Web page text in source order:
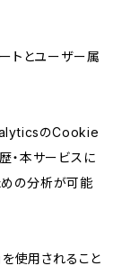
トとユーザー属
のCookie
・本サービスに
の分析が可能
使用されること